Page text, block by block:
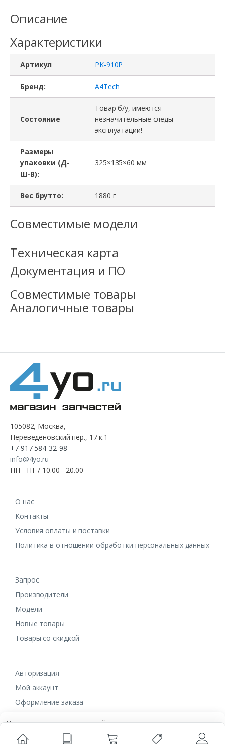
Описание
Характеристики
Артикул PK-910P
Бренд: A4Tech
Состояние
Товар б/у, имеются
незначительные следы
эксплуатации!
Размеры
упаковки (Д-
Ш-В):
325×135×60 мм
Вес брутто: 1880 г
Совместимые модели
Техническая карта
Документация и ПО
Совместимые товары
Аналогичные товары
105082, Москва,
Переведеновский пер., 17 к.1
+7 917 584-32-98
info@4yo.ru
ПН - ПТ / 10.00 - 20.00
О нас
Контакты
Условия оплаты и поставки
Политика в отношении обработки персональных данных
Запрос
Производители
Модели
Новые товары
Товары со скидкой
Авторизация
Мой аккаунт
Оформление заказа
Продолжая использование сайта, вы соглашаетесь ссогласием на
обработку данныхв ином случае вам необходимо покинуть сайт.
Сайт использует файлы cookies для взаимодействия с вами.